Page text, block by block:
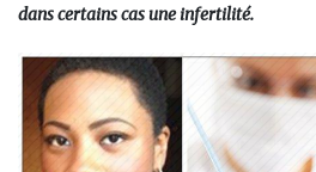
dans certains cas une infertilité.